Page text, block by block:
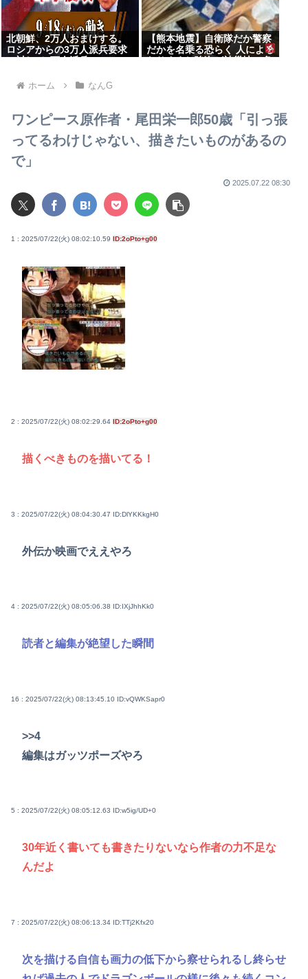
北朝鮮、2万人おまけする。
ロシアからの3万人派兵要求
に対して5万人派兵
【熊本地震】自衛隊だか警察
だかを名乗る恐らく 人による
なりすまし強盗が被災地で多
ホーム
なんG
ワンピース原作者・尾田栄一郎50歳「引っ張
ってるわけじゃない、描きたいものがあるの
で」
2025.07.22 08:30
1 : 2025/07/22(火) 08:02:10.59 ID:2oPto+g00
2 : 2025/07/22(火) 08:02:29.64 ID:2oPto+g00
描くべきものを描いてる！
3 : 2025/07/22(火) 08:04:30.47 ID:DlYKKkgH0
外伝か映画でええやろ
4 : 2025/07/22(火) 08:05:06.38 ID:IXjJhhKk0
読者と編集が絶望した瞬間
16 : 2025/07/22(火) 08:13:45.10 ID:vQWKSapr0
>>4
編集はガッツポーズやろ
5 : 2025/07/22(火) 08:05:12.63 ID:w5ig/UD+0
30年近く書いても書きたりないなら作者の力不足な
んだよ
7 : 2025/07/22(火) 08:06:13.34 ID:TTj2Kfx20
次を描ける自信も画力の低下から察せられるし終らせ